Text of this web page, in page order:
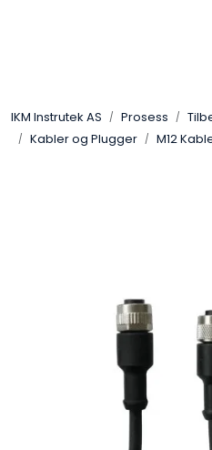
IKM Instrutek AS Prosess
Kabler og Plugger
M12
Elektro
Miljø og sikkerhet